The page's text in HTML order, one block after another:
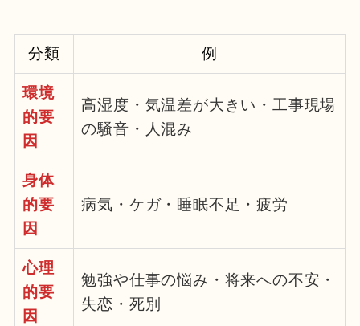
分類 例
環境
的要
因
高湿度・気温差が大きい・工事現場
の騒音・人混み
身体
的要
因
病気・ケガ・睡眠不足・疲労
心理
的要
因
勉強や仕事の悩み・将来への不安・
失恋・死別